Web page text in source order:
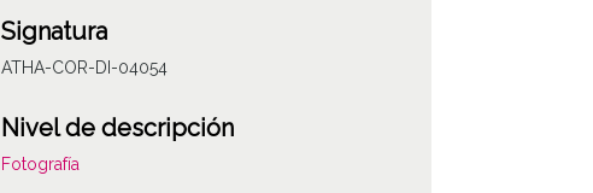
Signatura
ATHA-COR-DI-04054
Nivel de descripción
Fotografía